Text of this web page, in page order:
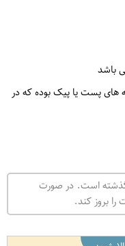
باشد
های پست یا پیک بوده که در
گذشته است. در صورت
را بروز کند.